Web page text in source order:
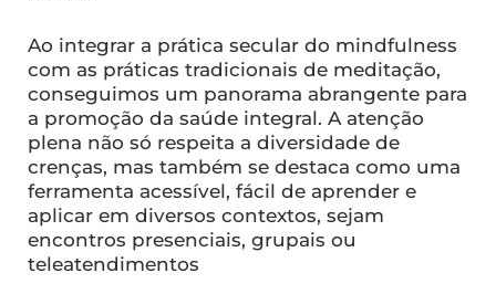
Ao integrar a prática secular do mindfulness
com as práticas tradicionais de meditação,
conseguimos um panorama abrangente para
a promoção da saúde integral. A atenção
plena não só respeita a diversidade de
crenças, mas também se destaca como uma
ferramenta acessível, fácil de aprender e
aplicar em diversos contextos, sejam
encontros presenciais, grupais ou
teleatendimentos